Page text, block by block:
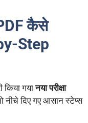
कैसे
Step
किया गयानया परीक्षा
नीचे दिए गए आसान स्टेप्स